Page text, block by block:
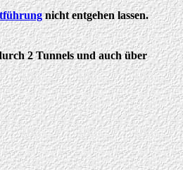
nicht entgehen lassen.
2 Tunnels und auch über